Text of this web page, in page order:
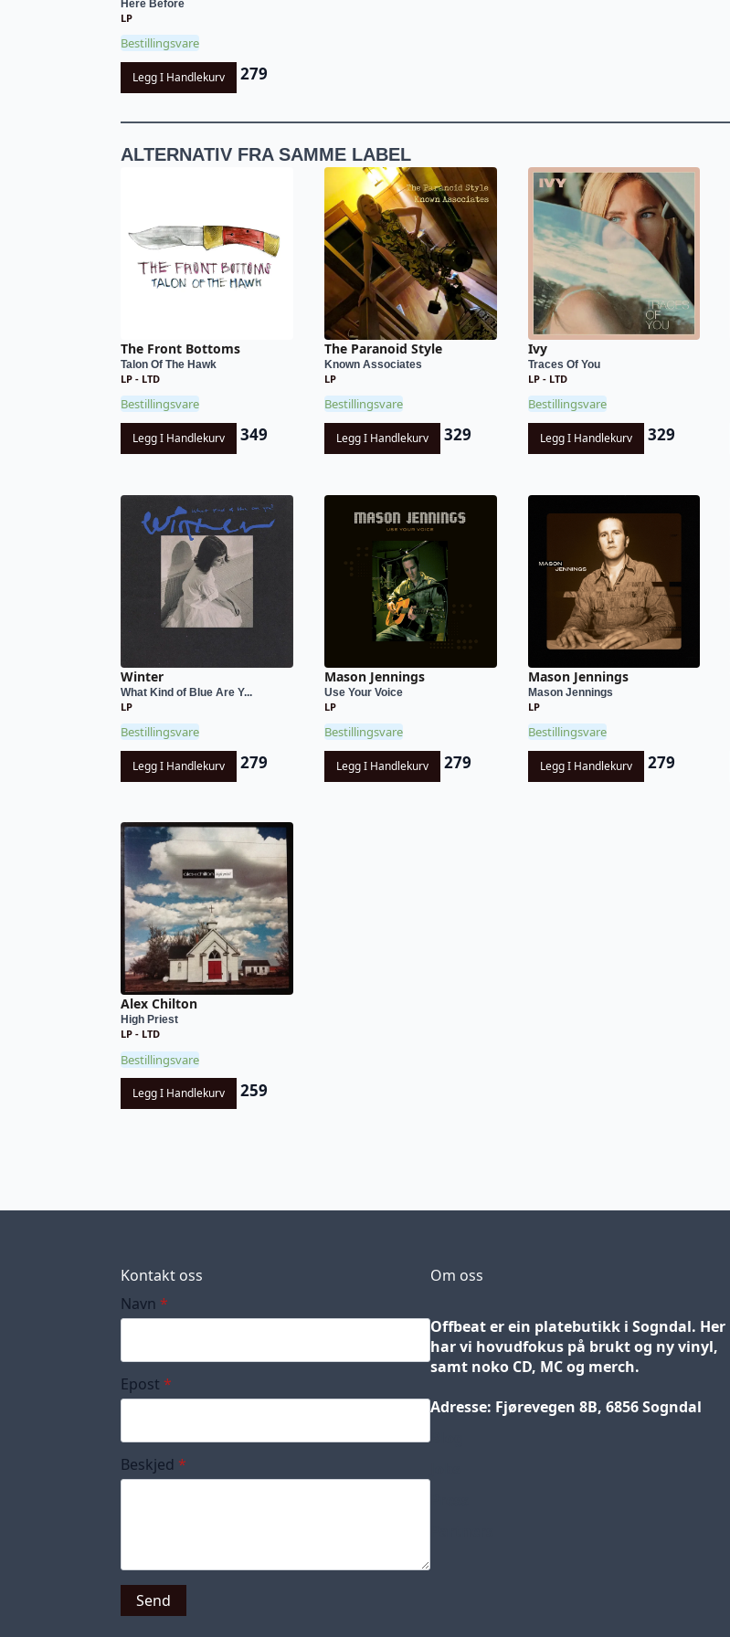
Here Before
LP
Bestillingsvare
Legg I Handlekurv 279
ALTERNATIV FRA SAMME LABEL
The Front Bottoms
Talon Of The Hawk
LP - LTD
Bestillingsvare
Legg I Handlekurv 349
The Paranoid Style
Known Associates
LP
Bestillingsvare
Legg I Handlekurv 329
Ivy
Traces Of You
LP - LTD
Bestillingsvare
Legg I Handlekurv 329
Winter
What Kind of Blue Are Y...
LP
Bestillingsvare
Legg I Handlekurv 279
Mason Jennings
Use Your Voice
LP
Bestillingsvare
Legg I Handlekurv 279
Mason Jennings
Mason Jennings
LP
Bestillingsvare
Legg I Handlekurv 279
Alex Chilton
High Priest
LP - LTD
Bestillingsvare
Legg I Handlekurv 259
Kontakt oss
Navn *
Epost *
Beskjed *
Send
Om oss
Offbeat er ein platebutikk i Sogndal. Her
har vi hovudfokus på brukt og ny vinyl,
samt noko CD, MC og merch.
Adresse: Fjørevegen 8B, 6856 Sogndal
Blog